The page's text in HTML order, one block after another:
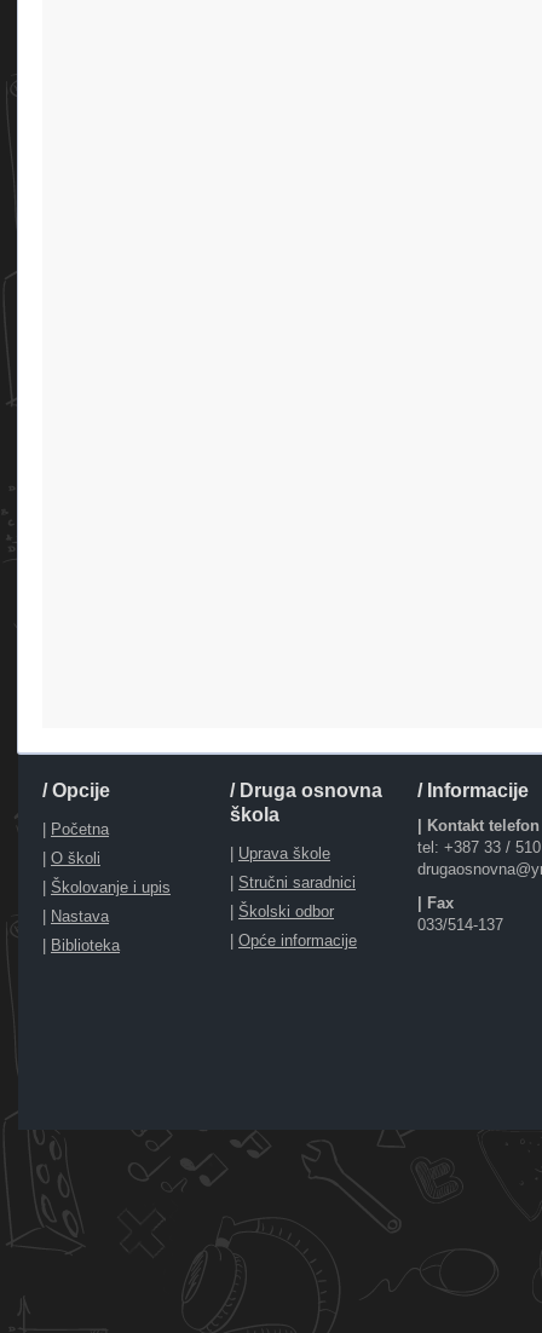
/ Opcije
| Početna
| O školi
| Školovanje i upis
| Nastava
| Biblioteka
/ Druga osnovna
škola
| Uprava škole
| Stručni saradnici
| Školski odbor
| Opće informacije
/ Informacije
| Kontakt telefon
tel: +387 33 /
| Fax
033/514-137